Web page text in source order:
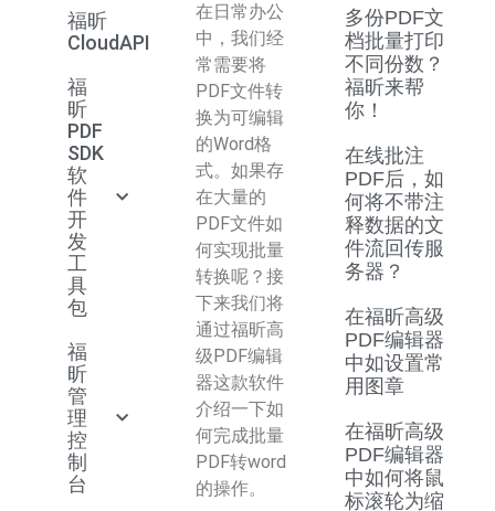
福昕
CloudAPI
福
昕
PDF
SDK
软
件
开
发
工
具
包
福
昕
管
理
控
制
台
在日常办公
中，我们经
常需要将
PDF文件转
换为可编辑
的Word格
式。如果存
在大量的
PDF文件如
何实现批量
转换呢？接
下来我们将
通过福昕高
级PDF编辑
器这款软件
介绍一下如
何完成批量
PDF转word
的操作。
多份PDF文
档批量打印
不同份数？
福昕来帮
你！
在线批注
PDF后，如
何将不带注
释数据的文
件流回传服
务器？
在福昕高级
PDF编辑器
中如设置常
用图章
在福昕高级
PDF编辑器
中如何将鼠
标滚轮为缩